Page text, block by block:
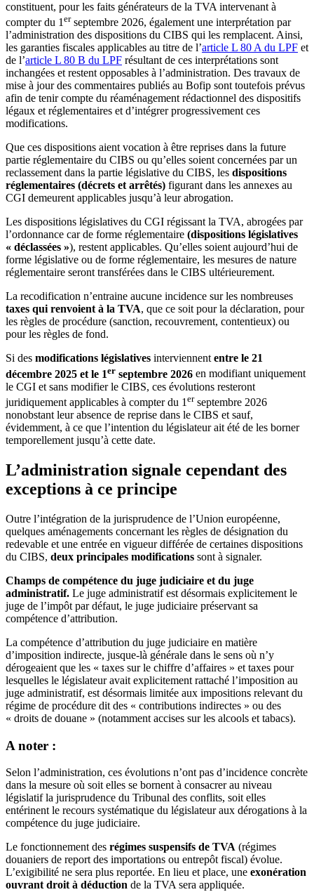
constituent, pour les faits générateurs de la TVA intervenant à
compter du 1 erseptembre 2026, également une interprétation par
l’administration des dispositions du CIBS qui les remplacent. Ainsi,
les garanties fiscales applicables au titre de l’article L 80 A du LPF et
de l’article L 80 B du LPF résultant de ces interprétations sont
inchangées et restent opposables à l’administration. Des travaux de
mise à jour des commentaires publiés au Bofip sont toutefois prévus
afin de tenir compte du réaménagement rédactionnel des dispositifs
légaux et réglementaires et d’intégrer progressivement ces
modifications.
Que ces dispositions aient vocation à être reprises dans la future
partie réglementaire du CIBS ou qu’elles soient concernées par un
reclassement dans la partie législative du CIBS, les dispositions
réglementaires (décrets et arrêtés) figurant dans les annexes au
CGI demeurent applicables jusqu’à leur abrogation.
Les dispositions législatives du CGI régissant la TVA, abrogées par
l’ordonnance car de forme réglementaire (dispositions législatives
« déclassées »), restent applicables. Qu’elles soient aujourd’hui de
forme législative ou de forme réglementaire, les mesures de nature
réglementaire seront transférées dans le CIBS ultérieurement.
La recodification n’entraine aucune incidence sur les nombreuses
taxes qui renvoient à la TVA, que ce soit pour la déclaration, pour
les règles de procédure (sanction, recouvrement, contentieux) ou
pour les règles de fond.
Si des modifications législatives interviennent entre le 21
décembre 2025 et le 1er septembre 2026 en modifiant uniquement
le CGI et sans modifier le CIBS, ces évolutions resteront
juridiquement applicables à compter du 1 erseptembre 2026
nonobstant leur absence de reprise dans le CIBS et sauf,
évidemment, à ce que l’intention du législateur ait été de les borner
temporellement jusqu’à cette date.
L’administration signale cependant des
exceptions à ce principe
Outre l’intégration de la jurisprudence de l’Union européenne,
quelques aménagements concernant les règles de désignation du
redevable et une entrée en vigueur différée de certaines dispositions
du CIBS, deux principales modifications sont à signaler.
Champs de compétence du juge judiciaire et du juge
administratif. Le juge administratif est désormais explicitement le
juge de l’impôt par défaut, le juge judiciaire préservant sa
compétence d’attribution.
La compétence d’attribution du juge judiciaire en matière
d’imposition indirecte, jusque-là générale dans le sens où n’y
dérogeaient que les « taxes sur le chiffre d’affaires » et taxes pour
lesquelles le législateur avait explicitement rattaché l’imposition au
juge administratif, est désormais limitée aux impositions relevant du
régime de procédure dit des « contributions indirectes » ou des
« droits de douane » (notamment accises sur les alcools et tabacs).
A noter :
Selon l’administration, ces évolutions n’ont pas d’incidence concrète
dans la mesure où soit elles se bornent à consacrer au niveau
législatif la jurisprudence du Tribunal des conflits, soit elles
entérinent le recours systématique du législateur aux dérogations à la
compétence du juge judiciaire.
Le fonctionnement des régimes suspensifs de TVA (régimes
douaniers de report des importations ou entrepôt fiscal) évolue.
L’exigibilité ne sera plus reportée. En lieu et place, une exonération
ouvrant droit à déduction de la TVA sera appliquée.